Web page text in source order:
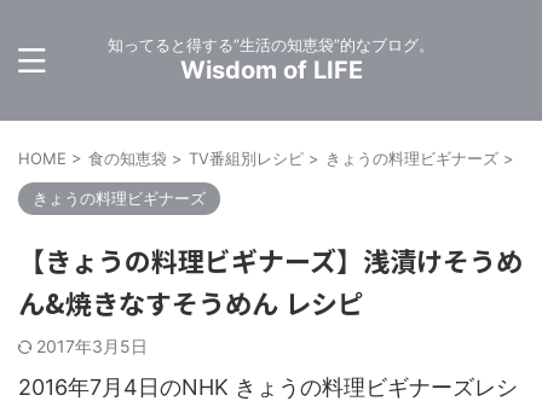
知ってると得する”生活の知恵袋”的なブログ。
Wisdom of LIFE
HOME > 食の知恵袋 > TV番組別レシピ > きょうの料理ビギナーズ >
きょうの料理ビギナーズ
【きょうの料理ビギナーズ】浅漬けそうめ
ん&焼きなすそうめん レシピ
2017年3月5日
2016年7月4日のNHK きょうの料理ビギナーズレシ